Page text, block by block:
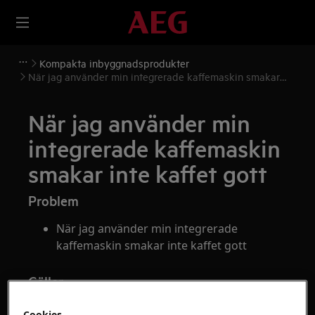
Kompakta inbyggnadsprodukter
När jag använder min integrerade kaffemaskin smakar
När jag använder min
integrerade kaffemaskin
smakar inte kaffet gott
Problem
När jag använder min integrerade
kaffemaskin smakar inte kaffet gott
Gäller
Integrerad kaffemaskin